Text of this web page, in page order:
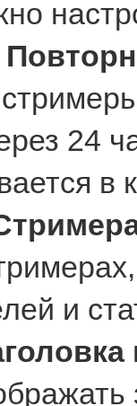
24
в
и